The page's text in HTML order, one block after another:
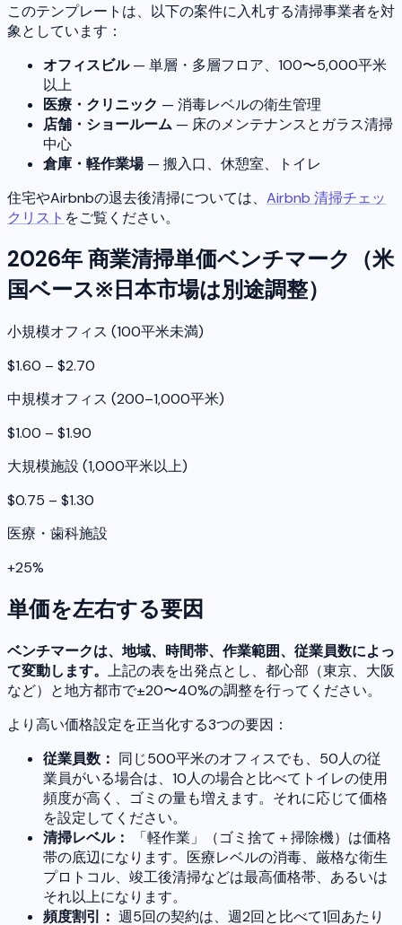
このテンプレートは、以下の案件に入札する清掃事業者を対
象としています：
オフィスビル— 単層・多層フロア、100〜5,000平米
以上
医療・クリニック — 消毒レベルの衛生管理
店舗・ショールーム — 床のメンテナンスとガラス清掃
中心
倉庫・軽作業場— 搬入口、休憩室、トイレ
住宅やAirbnbの退去後清掃については、 Airbnb 清掃チェッ
クリスト をご覧ください。
2026年 商業清掃単価ベンチマーク（米
国ベース※日本市場は別途調整）
小規模オフィス (100平米未満)
$1.60 – $2.70
中規模オフィス (200–1,000平米)
$1.00 – $1.90
大規模施設 (1,000平米以上)
$0.75 – $1.30
医療・歯科施設
+25%
単価を左右する要因
ベンチマークは、地域、時間帯、作業範囲、従業員数によっ
て変動します。 上記の表を出発点とし、都心部（東京、大阪
など）と地方都市で±20〜40%の調整を行ってください。
より高い価格設定を正当化する3つの要因：
従業員数： 同じ500平米のオフィスでも、50人の従
業員がいる場合は、10人の場合と比べてトイレの使用
頻度が高く、ゴミの量も増えます。それに応じて価格
を設定してください。
清掃レベル：
「軽作業」（ゴミ捨て＋掃除機）は価格
帯の底辺になります。医療レベルの消毒、厳格な衛生
プロトコル、竣工後清掃などは最高価格帯、あるいは
それ以上になります。
頻度割引： 週5回の契約は、週2回と比べて1回あたり